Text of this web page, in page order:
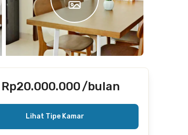
Rp20.000.000/bulan
Lihat Tipe Kamar